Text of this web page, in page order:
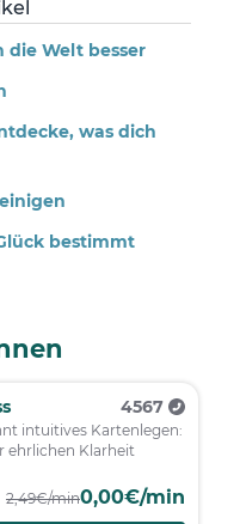
die Welt besser
was dich
bestimmt
4567
intuitives Kartenlegen:
ehrlichen Klarheit
2,49€/min0,00€/min